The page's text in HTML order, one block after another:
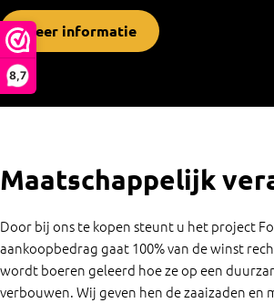
8,7
Meer informatie
Maatschappelijk
Door bij ons te kopen steunt u het project
aankoopbedrag gaat 100% van de winst
wordt boeren geleerd hoe ze op een
verbouwen. Wij geven hen de zaaizaden en